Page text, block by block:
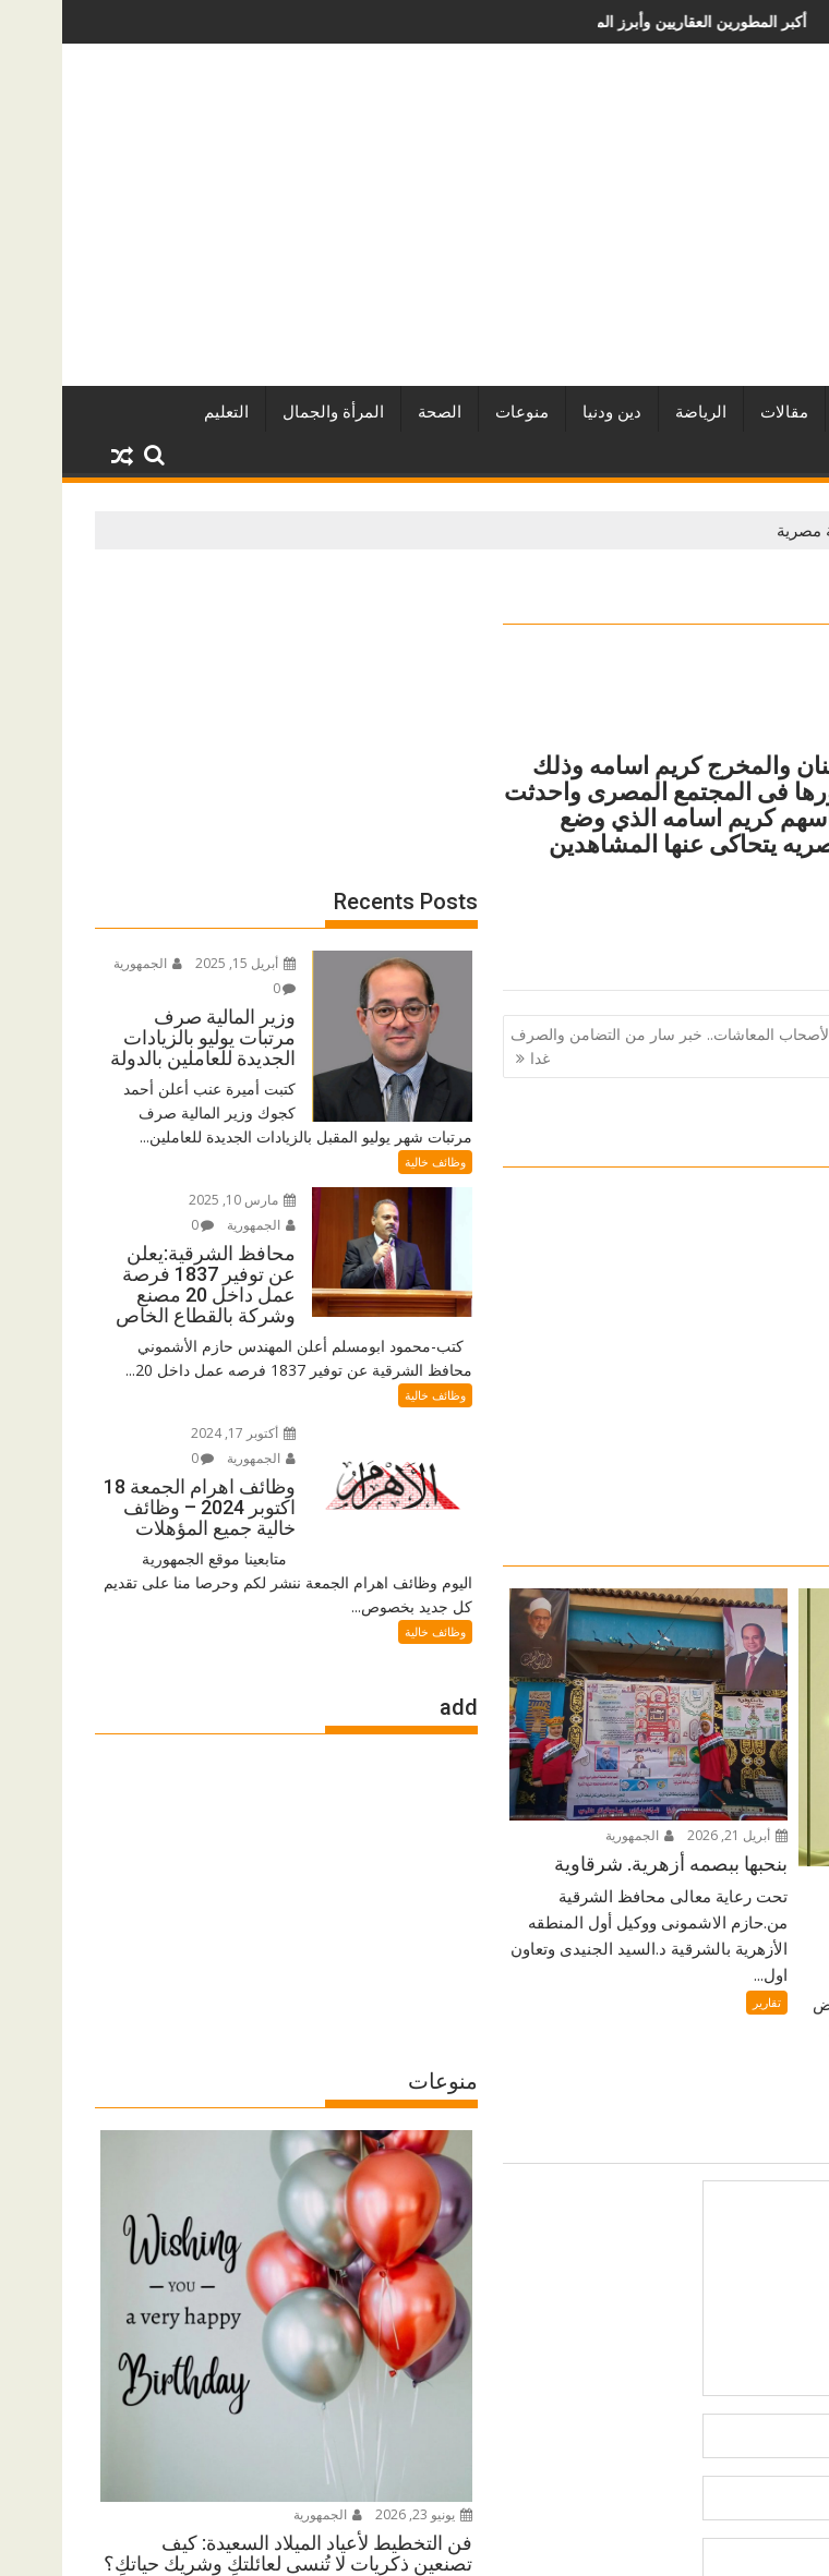
أفضل شركات التطوير العقاري في مصر من URE | أكبر المطورين العقاريين وأبرز المشروعاتولماذا يختلف من مريض لآخر؟
مقالات الرياضة دين ودنيا منوعات الصحة المرأة والجمال التعليم
مصرية
والمخرج كريم اسامه وذلك
فى المجتمع المصرى واحدثت
كريم اسامه الذي وضع
يتحاكى عنها المشاهدين
المعاشات.. خبر سار من التضامن والصرف
غدا
أبريل 21, 2026 الجمهورية
بنحبها ببصمه أزهرية. شرقاوية
تحت رعاية معالى محافظ الشرقية
من.حازم الاشمونى ووكيل أول المنطقه
الأزهرية بالشرقية د.السيد الجنيدى وتعاون
اول...
تقارير
Recents Posts
أبريل 15, 2025
الجمهورية
0
وزير المالية صرف
مرتبات يوليو بالزيادات
الجديدة للعاملين بالدولة
كتبت أميرة عنب أعلن أحمد
كجوك وزير المالية صرف
مرتبات شهر يوليو المقبل بالزيادات الجديدة للعاملين...
وظائف خالية
مارس 10, 2025
الجمهورية
0
محافظ الشرقية:يعلن
عن توفير 1837 فرصة
عمل داخل 20 مصنع
وشركة بالقطاع الخاص
كتب-محمود ابومسلم أعلن المهندس حازم الأشموني
محافظ الشرقية عن توفير 1837 فرصه عمل داخل 20...
وظائف خالية
أكتوبر 17, 2024
الجمهورية
0
وظائف اهرام الجمعة 18
اكتوبر 2024 – وظائف
خالية جميع المؤهلات
متابعينا موقع الجمهورية
اليوم وظائف اهرام الجمعة ننشر لكم وحرصا منا على تقديم
كل جديد بخصوص...
وظائف خالية
add
منوعات
يونيو 23, 2026 الجمهورية
فن التخطيط لأعياد الميلاد السعيدة: كيف
تصنعين ذكريات لا تُنسى لعائلتكِ وشريك حياتكِ؟